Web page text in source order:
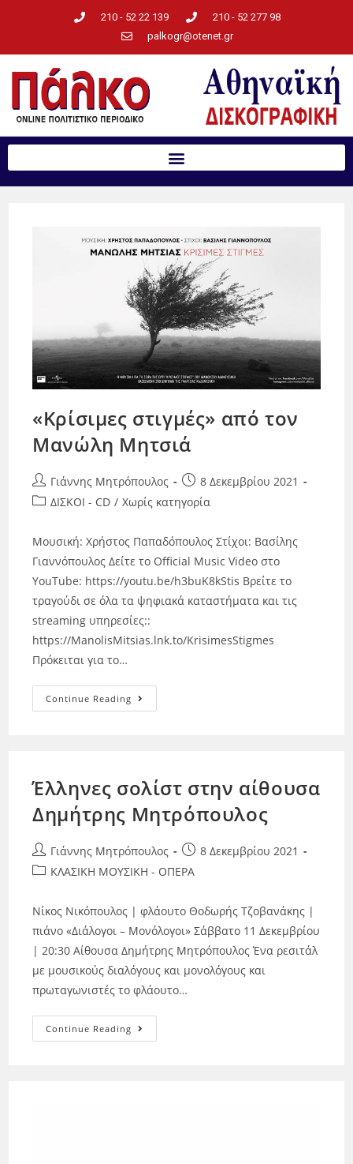
210 - 52 22 139
210 - 52 277 98
palkogr@otenet.gr
«Κρίσιμες στιγμές» από τον
Μανώλη Μητσιά
Γιάννης Μητρόπουλος
8 Δεκεμβρίου 2021
ΔΙΣΚΟΙ - CD / Χωρίς κατηγορία
Μουσική: Χρήστος Παπαδόπουλος Στίχοι: Βασίλης
Γιαννόπουλος Δείτε το Official Music Video στο
YouTube: https://youtu.be/h3buK8kStis Βρείτε το
τραγούδι σε όλα τα ψηφιακά καταστήματα και τις
streaming υπηρεσίες::
https://ManolisMitsias.lnk.to/KrisimesStigmes
Πρόκειται για το…
Continue Reading
Έλληνες σολίστ στην αίθουσα
Δημήτρης Μητρόπουλος
Γιάννης Μητρόπουλος
8 Δεκεμβρίου 2021
ΚΛΑΣΙΚΗ ΜΟΥΣΙΚΗ - ΟΠΕΡΑ
Νίκος Νικόπουλος | φλάουτο Θοδωρής Τζοβανάκης |
πιάνο «Διάλογοι – Μονόλογοι» Σάββατο 11 Δεκεμβρίου
| 20:30 Αίθουσα Δημήτρης Μητρόπουλος Ένα ρεσιτάλ
με μουσικούς διαλόγους και μονολόγους και
πρωταγωνιστές το φλάουτο…
Continue Reading